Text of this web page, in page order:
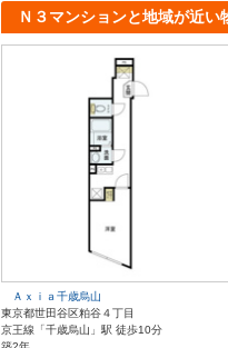
Ｎ３マンションと地域が近い
Ａｘｉａ千歳烏山
東京都世田谷区粕谷４丁目
京王線「千歳烏山」駅 徒歩10分